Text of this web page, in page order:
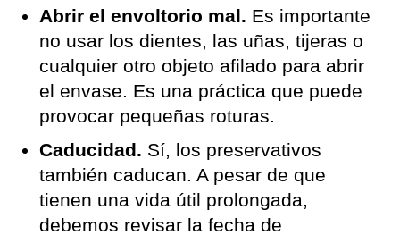
Abrir el envoltorio mal. Es importante
no usar los dientes, las uñas, tijeras o
cualquier otro objeto afilado para abrir
el envase. Es una práctica que puede
provocar pequeñas roturas.
Caducidad. Sí, los preservativos
también caducan. A pesar de que
tienen una vida útil prolongada,
debemos revisar la fecha de